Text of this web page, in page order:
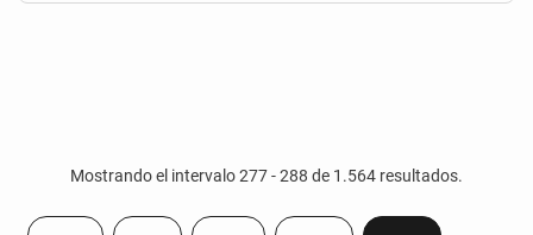
Mostrando el intervalo 277 - 288 de 1.564 resultados.